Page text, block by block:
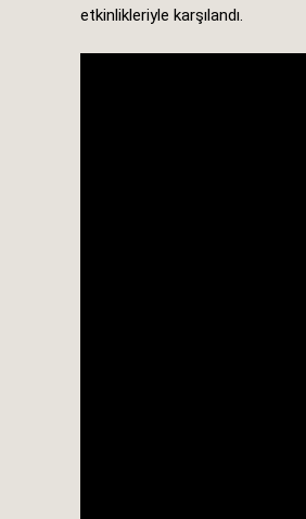
etkinlikleriyle karşılandı.